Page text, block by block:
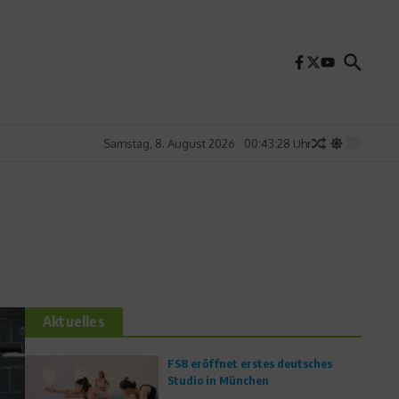
Samstag, 8. August 2026 00:43:30 Uhr
Aktuelles
FS8 eröffnet erstes deutsches
Studio in München